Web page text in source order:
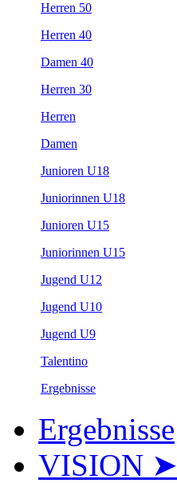
Herren 50
Herren 40
Damen 40
Herren 30
Herren
Damen
Junioren U18
Juniorinnen U18
Junioren U15
Juniorinnen U15
Jugend U12
Jugend U10
Jugend U9
Talentino
Ergebnisse
Ergebnisse
VISION ➤